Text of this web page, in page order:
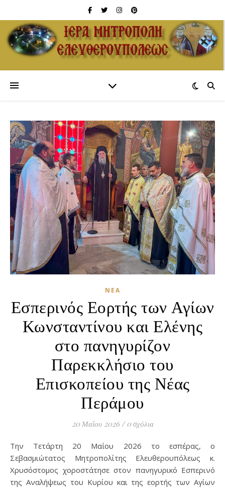
ΝΈΑ
Εσπερινός Εορτής των Αγίων
Κωνσταντίνου και Ελένης
στο πανηγυρίζον
Παρεκκλήσιο του
Επισκοπείου της Νέας
Περάμου
20 Μαΐου 2026 / 0 σχόλια
Την Τετάρτη 20 Μαΐου 2026 το εσπέρας, ο
Σεβασμιώτατος Μητροπολίτης Ελευθερουπόλεως κ.
Χρυσόστομος χοροστάτησε στον πανηγυρικό Εσπερινό
της Αναλήψεως του Κυρίου και της εορτής των Αγίων